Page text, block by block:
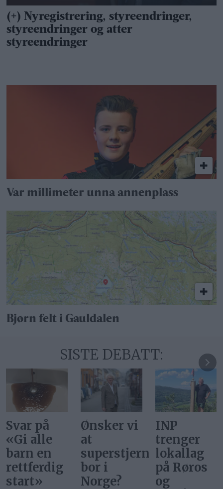
Var millimeter unna annenplass
Bjørn felt i Gauldalen
SISTE DEBATT:
Ønsker vi
at
superstjerner
bor i
Norge?
INP
trenger
lokallag
på Røros
og
Gi alle
barn en
rettferdig
start